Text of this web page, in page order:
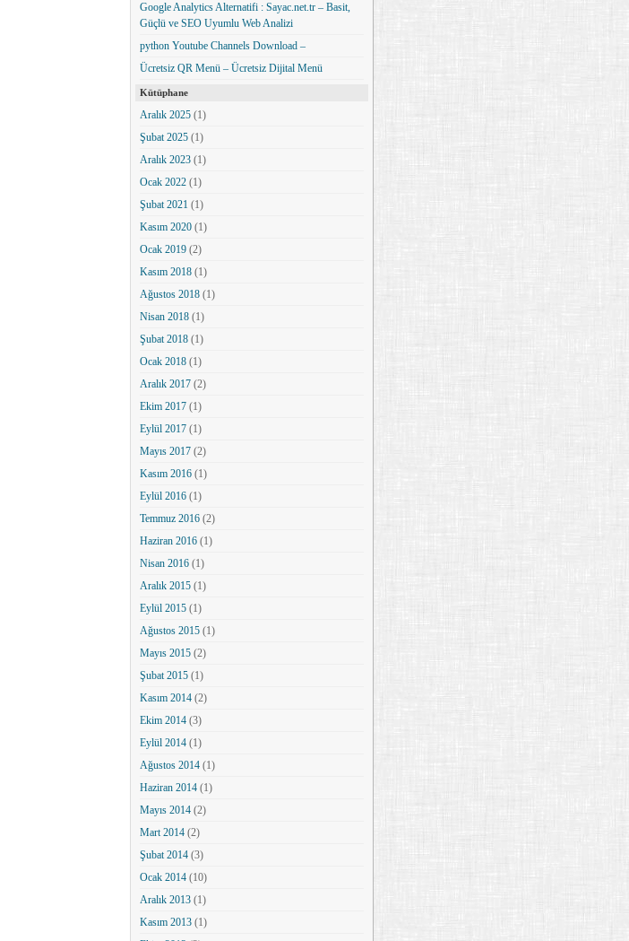
Google Analytics Alternatifi : Sayac.net.tr – Basit,
Güçlü ve SEO Uyumlu Web Analizi
python Youtube Channels Download –
Ücretsiz QR Menü – Ücretsiz Dijital Menü
Kütüphane
Aralık 2025(1)
Şubat 2025(1)
Aralık 2023(1)
Ocak 2022(1)
Şubat 2021(1)
Kasım 2020(1)
Ocak 2019(2)
Kasım 2018(1)
Ağustos 2018(1)
Nisan 2018(1)
Şubat 2018(1)
Ocak 2018(1)
Aralık 2017(2)
Ekim 2017(1)
Eylül 2017(1)
Mayıs 2017(2)
Kasım 2016(1)
Eylül 2016(1)
Temmuz 2016(2)
Haziran 2016(1)
Nisan 2016(1)
Aralık 2015(1)
Eylül 2015(1)
Ağustos 2015(1)
Mayıs 2015(2)
Şubat 2015(1)
Kasım 2014(2)
Ekim 2014(3)
Eylül 2014(1)
Ağustos 2014(1)
Haziran 2014(1)
Mayıs 2014(2)
Mart 2014(2)
Şubat 2014(3)
Ocak 2014(10)
Aralık 2013(1)
Kasım 2013(1)